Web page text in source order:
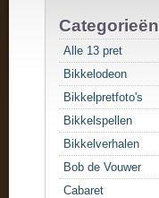
Categorieën
Alle 13 pret
Bikkelodeon
Bikkelpretfoto's
Bikkelspellen
Bikkelverhalen
Bob de Vouwer
Cabaret